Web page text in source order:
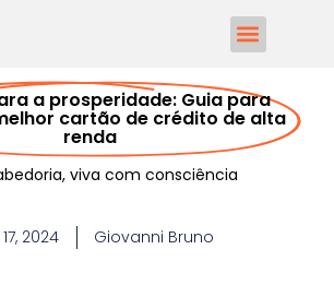
a prosperidade: Guia para
cartão de crédito de alta
renda
viva com consciência
2024
Giovanni Bruno